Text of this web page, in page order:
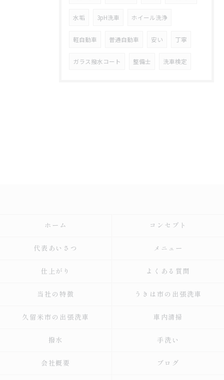
水垢 3pH洗車 ホイール洗浄
軽自動車 普通自動車 安い 丁寧
ガラス撥水コート 整備士 洗車検定
ホーム コンセプト
代表あいさつ メニュー
仕上がり よくある質問
当社の特徴 うきは市の出張洗車
久留米市の出張洗車 車内清掃
撥水 手洗い
会社概要 ブログ